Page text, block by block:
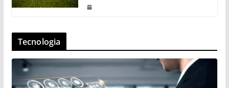
Tecnologia